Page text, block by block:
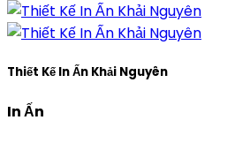
Thiết Kế In Ấn Khải Nguyên
In Ấn